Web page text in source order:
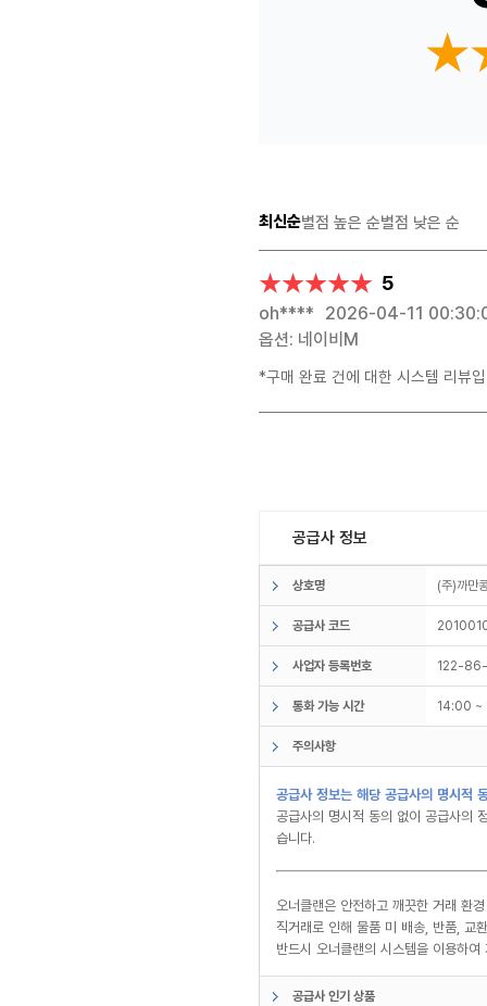
최신순별점 높은 순별점 낮은 순
★★★★★
★★★★★ 5
oh**** 2026-04-11
옵션: 네이비M
*구매 완료 건에 대한 시스템 리뷰
공급사 정보
상호명 (주)까
공급사 코드
사업자 등록번호 122-
통화 가능 시간 14:00
주의사항
공급사 정보는 해당 공급사의 명시적
공급사의 명시적 동의 없이 공급사의
습니다.
오너클랜은 안전하고 깨끗한 거래 환
직거래로 인해 물품 미 배송, 반품, 교
반드시 오너클랜의 시스템을 이용하
공급사 인기 상품